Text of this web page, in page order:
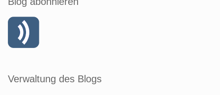
Verwaltung des Blogs